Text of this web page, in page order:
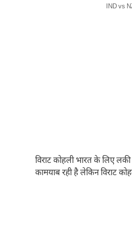
IND vs
विराट कोहली भारत के लिए
कामयाब रही है लेकिन विराट